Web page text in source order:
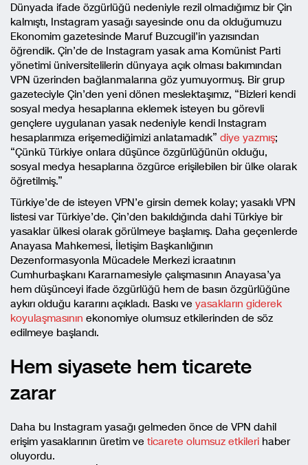
Dünyada ifade özgürlüğü nedeniyle rezil olmadığımız bir Çin
kalmıştı, Instagram yasağı sayesinde onu da olduğumuzu
Ekonomim gazetesinde Maruf Buzcugil’in yazısından
öğrendik. Çin’de de Instagram yasak ama Komünist Parti
yönetimi üniversitelilerin dünyaya açık olması bakımından
VPN üzerinden bağlanmalarına göz yumuyormuş. Bir grup
gazeteciyle Çin’den yeni dönen meslektaşımız, “Bizleri kendi
sosyal medya hesaplarına eklemek isteyen bu görevli
gençlere uygulanan yasak nedeniyle kendi Instagram
hesaplarımıza erişemediğimizi anlatamadık” diye yazmış;
“Çünkü Türkiye onlara düşünce özgürlüğünün olduğu,
sosyal medya hesaplarına özgürce erişilebilen bir ülke olarak
öğretilmiş.”
Türkiye’de de isteyen VPN’e girsin demek kolay; yasaklı VPN
listesi var Türkiye’de. Çin’den bakıldığında dahi Türkiye bir
yasaklar ülkesi olarak görülmeye başlamış. Daha geçenlerde
Anayasa Mahkemesi, İletişim Başkanlığının
Dezenformasyonla Mücadele Merkezi icraatının
Cumhurbaşkanı Kararnamesiyle çalışmasının Anayasa’ya
hem düşünceyi ifade özgürlüğü hem de basın özgürlüğüne
aykırı olduğu kararını açıkladı. Baskı ve yasakların giderek
koyulaşmasının ekonomiye olumsuz etkilerinden de söz
edilmeye başlandı.
Hem siyasete hem ticarete
zarar
Daha bu Instagram yasağı gelmeden önce de VPN dahil
erişim yasaklarının üretim ve ticarete olumsuz etkileri haber
oluyordu.